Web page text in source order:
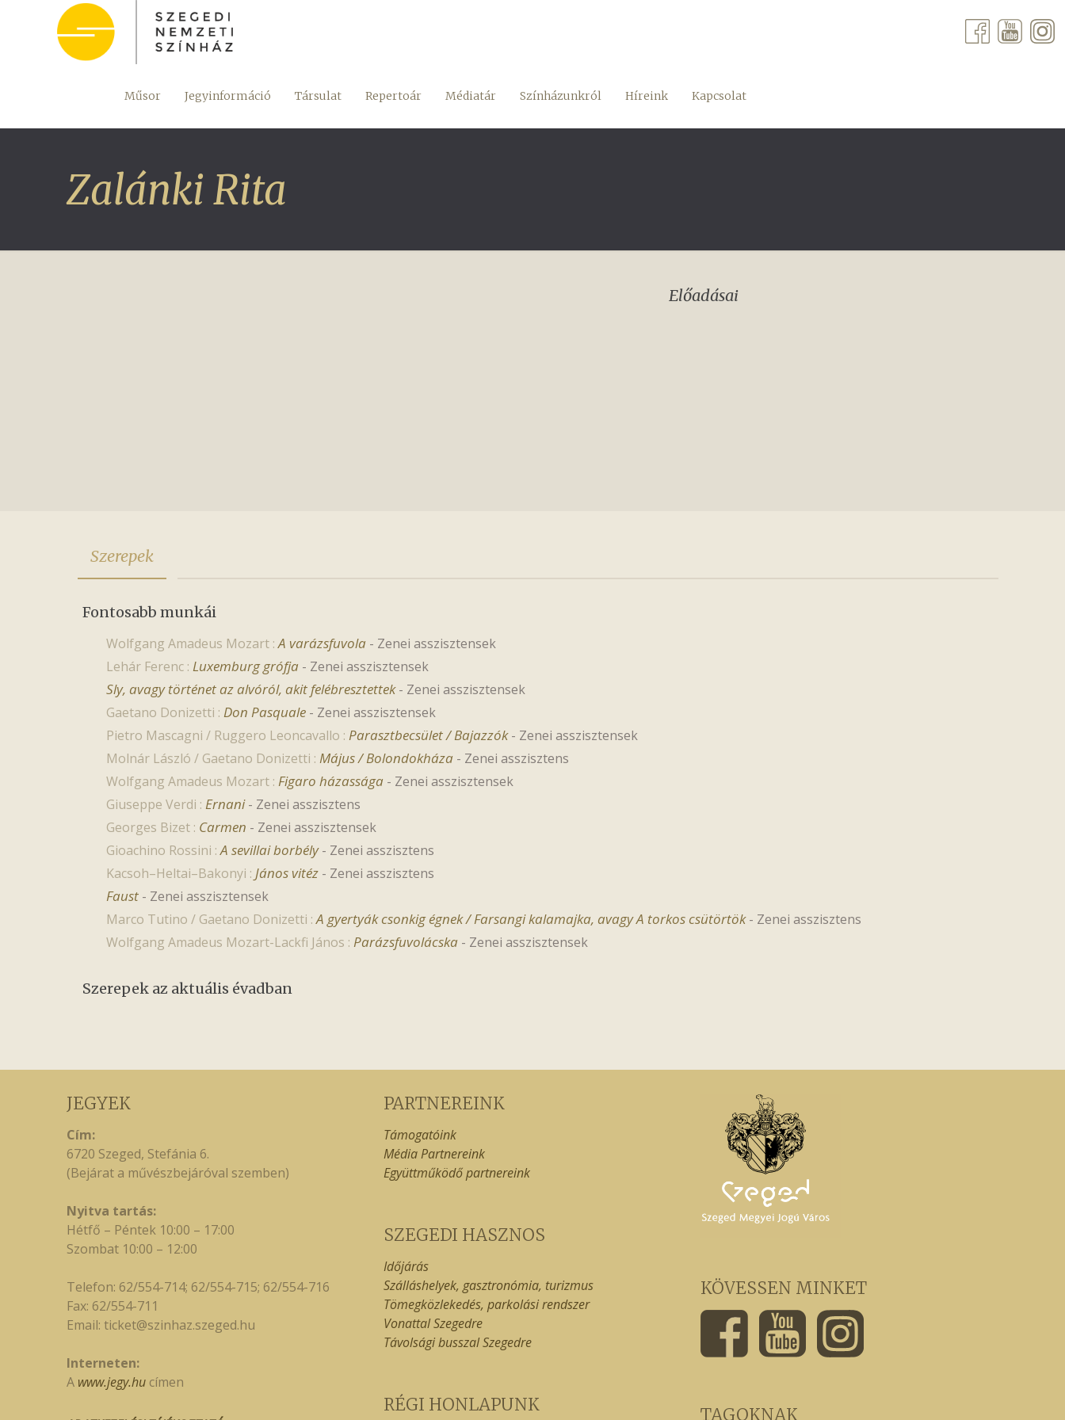
Műsor Jegyinformáció Társulat Repertoár Médiatár Színházunkról Híreink Kapcsolat
Zalánki Rita
Előadásai
Szerepek
Fontosabb munkái
Wolfgang Amadeus Mozart : A varázsfuvola - Zenei asszisztensek
Lehár Ferenc : Luxemburg grófja - Zenei asszisztensek
Sly, avagy történet az alvóról, akit felébresztettek - Zenei asszisztensek
Gaetano Donizetti : Don Pasquale - Zenei asszisztensek
Pietro Mascagni / Ruggero Leoncavallo : Parasztbecsület / Bajazzók - Zenei asszisztensek
Molnár László / Gaetano Donizetti : Május / Bolondokháza - Zenei asszisztens
Wolfgang Amadeus Mozart : Figaro házassága - Zenei asszisztensek
Giuseppe Verdi : Ernani - Zenei asszisztens
Georges Bizet : Carmen - Zenei asszisztensek
Gioachino Rossini : A sevillai borbély - Zenei asszisztens
Kacsoh–Heltai–Bakonyi : János vitéz - Zenei asszisztens
Faust - Zenei asszisztensek
Marco Tutino / Gaetano Donizetti : A gyertyák csonkig égnek / Farsangi kalamajka, avagy A torkos csütörtök - Zenei asszisztens
Wolfgang Amadeus Mozart-Lackfi János : Parázsfuvolácska - Zenei asszisztensek
Szerepek az aktuális évadban
JEGYEK
Cím:
6720 Szeged, Stefánia 6.
(Bejárat a művészbejáróval szemben)
Nyitva tartás:
Hétfő – Péntek 10:00 – 17:00
Szombat 10:00 – 12:00
Telefon: 62/554-714; 62/554-715; 62/554-716
Fax: 62/554-711
Email: ticket@szinhaz.szeged.hu
Interneten:
A www.jegy.hu címen
PARTNEREINK
Támogatóink
Média Partnereink
Együttműködő partnereink
SZEGEDI HASZNOS
Időjárás
Szálláshelyek, gasztronómia, turizmus
Tömegközlekedés, parkolási rendszer
Vonattal Szegedre
Távolsági busszal Szegedre
RÉGI HONLAPUNK
KÖVESSEN MINKET
TAGOKNAK